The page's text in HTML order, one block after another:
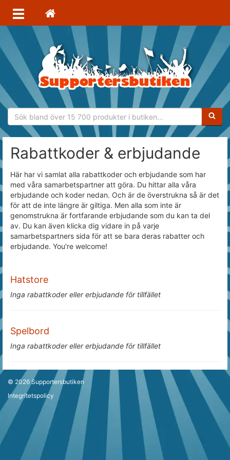
Rabattkoder & erbjudande
Här har vi samlat alla rabattkoder och erbjudande som har
med våra samarbetspartner att göra. Du hittar alla våra
erbjudande och koder nedan. Och är de överstrukna så är det
för att de inte längre är giltiga. Men alla som inte är
genomstrukna är fortfarande erbjudande som du kan ta del
av. Du kan även klicka dig vidare in på varje
samarbetspartners sida för att se bara deras rabatter och
erbjudande. You're welcome!
Hatstore
Inga rabattkoder eller erbjudande för tillfället
Spelbord
Inga rabattkoder eller erbjudande för tillfället
© 2026 Supportersbutiken
Integritetspolicy